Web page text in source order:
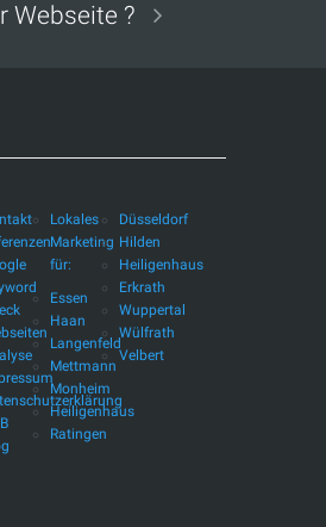
Webseite ?
Lokales
Marketing
für:
Essen
Haan
Langenfeld
Mettmann
Monheim
Heiligenhaus
Ratingen
Düsseldorf
Hilden
Heiligenhaus
Erkrath
Wuppertal
Wülfrath
Velbert